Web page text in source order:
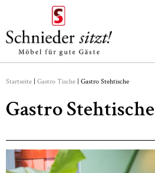
Startseite | Gastro Tische | Gastro Stehtische
Gastro Stehtische